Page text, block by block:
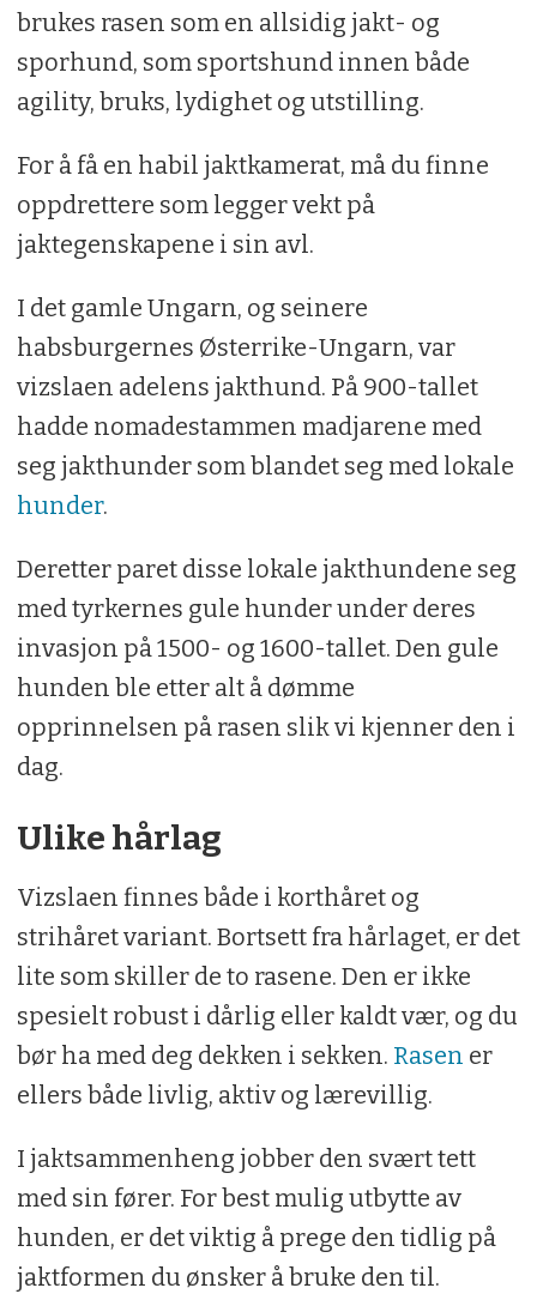
brukes rasen som en allsidig jakt- og
sporhund, som sportshund innen både
agility, bruks, lydighet og utstilling.
For å få en habil jaktkamerat, må du finne
oppdrettere som legger vekt på
jaktegenskapene i sin avl.
I det gamle Ungarn, og seinere
habsburgernes Østerrike-Ungarn, var
vizslaen adelens jakthund. På 900-tallet
hadde nomadestammen madjarene med
seg jakthunder som blandet seg med lokale
hunder.
Deretter paret disse lokale jakthundene seg
med tyrkernes gule hunder under deres
invasjon på 1500- og 1600-tallet. Den gule
hunden ble etter alt å dømme
opprinnelsen på rasen slik vi kjenner den i
dag.
Ulike hårlag
Vizslaen finnes både i korthåret og
strihåret variant. Bortsett fra hårlaget, er det
lite som skiller de to rasene. Den er ikke
spesielt robust i dårlig eller kaldt vær, og du
bør ha med deg dekken i sekken. Rasen er
ellers både livlig, aktiv og lærevillig.
I jaktsammenheng jobber den svært tett
med sin fører. For best mulig utbytte av
hunden, er det viktig å prege den tidlig på
jaktformen du ønsker å bruke den til.